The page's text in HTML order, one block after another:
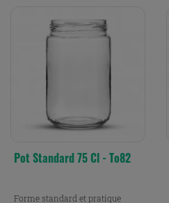
Pot Standard 75 Cl - To82
Forme standard et pratique